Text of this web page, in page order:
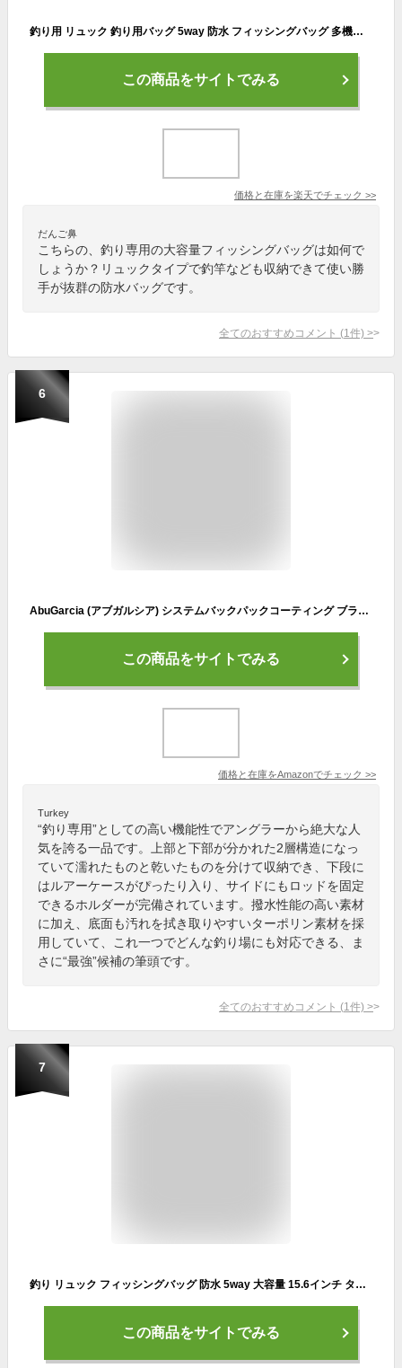
釣り用 リュック 釣り用バッグ 5way 防水 フィッシングバッグ 多機能 大容量 防水 ポータブル 釣りロッド 釣り竿 ツール収納袋 ロッドケース タックルバッグ リュックサック バックパック 肩掛け 撥水加工 アウトドア
この商品をサイトでみる
価格と在庫を楽天でチェック >>
だんご鼻
こちらの、釣り専用の大容量フィッシングバッグは如何で
しょうか？リュックタイプで釣竿なども収納できて使い勝
手が抜群の防水バッグです。
全てのおすすめコメント (1 件) >
6
AbuGarcia (アブガルシア) システムバックパックコーティング ブラック
この商品をサイトでみる
価格と在庫をAmazonでチェック >>
Turkey
“釣り専用”としての高い機能性でアングラーから絶大な人
気を誇る一品です。上部と下部が分かれた2層構造になっ
ていて濡れたものと乾いたものを分けて収納でき、下段に
はルアーケースがぴったり入り、サイドにもロッドを固定
できるホルダーが完備されています。撥水性能の高い素材
に加え、底面も汚れを拭き取りやすいターポリン素材を採
用していて、これ一つでどんな釣り場にも対応できる、ま
さに“最強”候補の筆頭です。
全てのおすすめコメント (1 件) >
7
釣り リュック フィッシングバッグ 防水 5way 大容量 15.6インチ タックルバッグ バックパック 撥水加工 多機能 リュックサック メンズ アウトドア キャンプ ロッドホルダー 収納 コンパクト 軽量 ブラック ショルダーバッグ
この商品をサイトでみる